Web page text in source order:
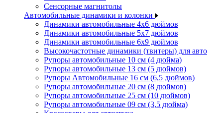
Сенсорные магнитолы
Автомобильные динамики и колонки
Динамики автомобильные 4x6 дюймов
Динамики автомобильные 5x7 дюймов
Динамики автомобильные 6x9 дюймов
Высокочастотные динамики (твитеры) для авто
Рупоры автомобильные 10 см (4 дюйма)
Рупоры автомобильные 13 см (5 дюймов)
Рупоры Автомобильные 16 см (6,5 дюймов)
Рупоры автомобильные 20 см (8 дюймов)
Рупоры автомобильные 25 см (10 дюймов)
Рупоры автомобильные 09 см (3,5 дюйма)